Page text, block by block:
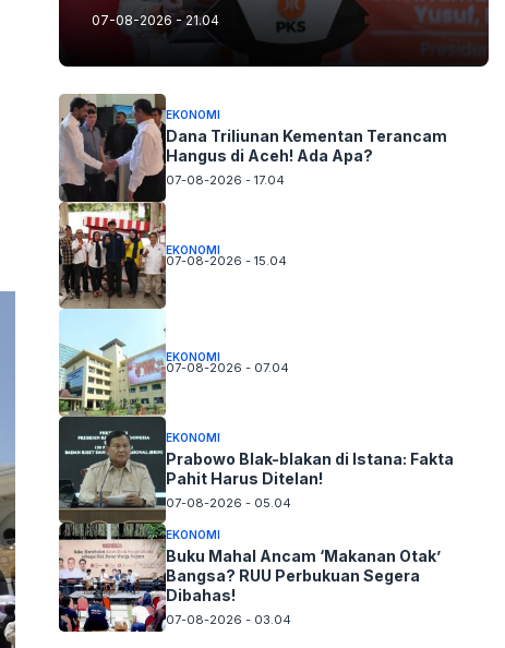
07-08-2026 - 21.04
EKONOMI
Dana Triliunan Kementan Terancam
Hangus di Aceh! Ada Apa?
07-08-2026 - 17.04
EKONOMI
07-08-2026 - 15.04
EKONOMI
07-08-2026 - 07.04
EKONOMI
Prabowo Blak-blakan di Istana: Fakta
Pahit Harus Ditelan!
07-08-2026 - 05.04
EKONOMI
Buku Mahal Ancam ‘Makanan Otak’
Bangsa? RUU Perbukuan Segera
Dibahas!
07-08-2026 - 03.04